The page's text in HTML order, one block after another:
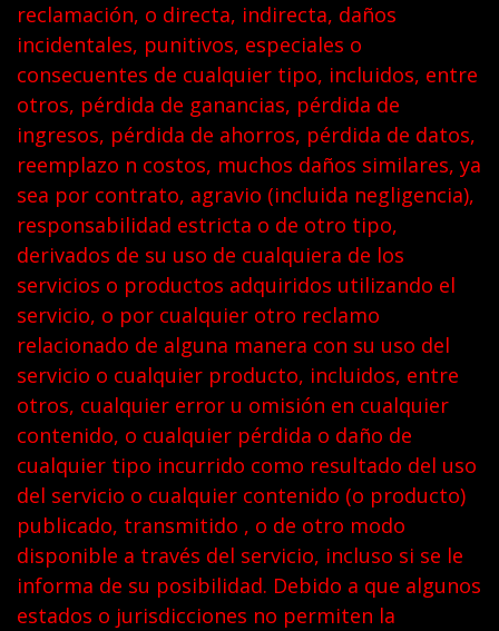
reclamación, o directa, indirecta, daños
incidentales, punitivos, especiales o
consecuentes de cualquier tipo, incluidos, entre
otros, pérdida de ganancias, pérdida de
ingresos, pérdida de ahorros, pérdida de datos,
reemplazo n costos, muchos daños similares, ya
sea por contrato, agravio (incluida negligencia),
responsabilidad estricta o de otro tipo,
derivados de su uso de cualquiera de los
servicios o productos adquiridos utilizando el
servicio, o por cualquier otro reclamo
relacionado de alguna manera con su uso del
servicio o cualquier producto, incluidos, entre
otros, cualquier error u omisión en cualquier
contenido, o cualquier pérdida o daño de
cualquier tipo incurrido como resultado del uso
del servicio o cualquier contenido (o producto)
publicado, transmitido , o de otro modo
disponible a través del servicio, incluso si se le
informa de su posibilidad. Debido a que algunos
estados o jurisdicciones no permiten la